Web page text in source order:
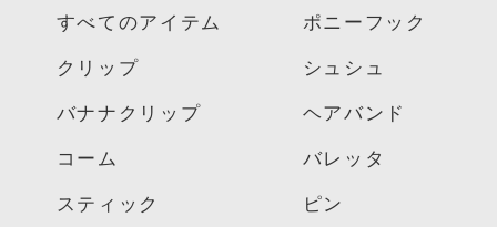
すべてのアイテム
クリップ
バナナクリップ
コーム
スティック
ポニーフック
シュシュ
ヘアバンド
バレッタ
ピン